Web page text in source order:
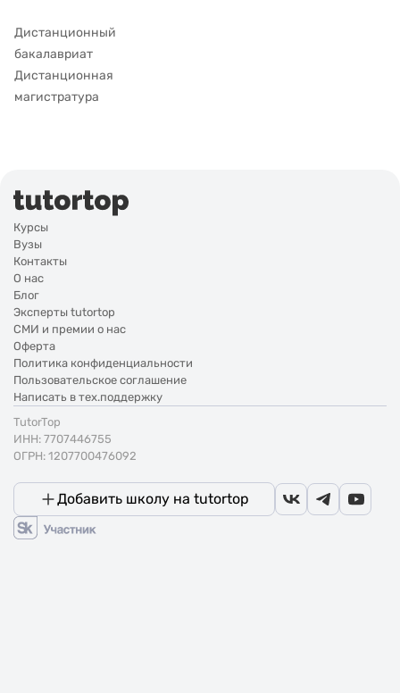
Дистанционный
бакалавриат
Дистанционная
магистратура
Курсы
Вузы
Контакты
О нас
Блог
Эксперты tutortop
СМИ и премии о нас
Оферта
Политика конфиденциальности
Пользовательское соглашение
Написать в тех.поддержку
TutorTop
ИНН: 7707446755
ОГРН: 1207700476092
Добавить школу на tutortop